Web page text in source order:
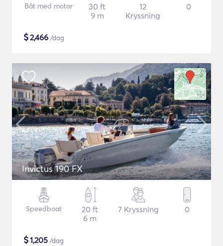
Båt med motor
30 ft
9 m
12
Kryssning
0
$2,466 /dag
Invictus 190 FX
Speedboat
20 ft
6 m
7 Kryssning 0
$1,205 /dag